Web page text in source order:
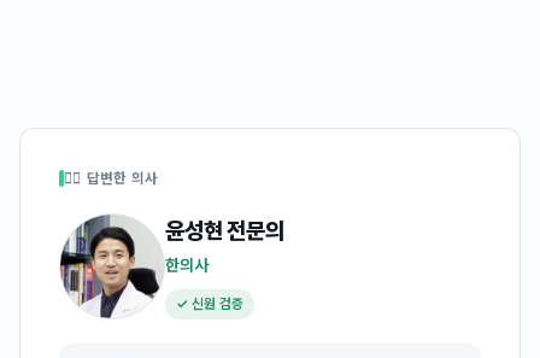
👩‍⚕️ 답변한 의사
윤성현전문의
한의사
✓ 신원 검증